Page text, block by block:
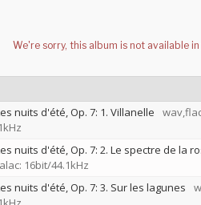
nuits d'été, Op. 7: 1. Villanelle
nuits d'été, Op. 7: 2. Le spectre de la
16bit/44.1kHz
nuits d'été, Op. 7: 3. Sur les lagunes